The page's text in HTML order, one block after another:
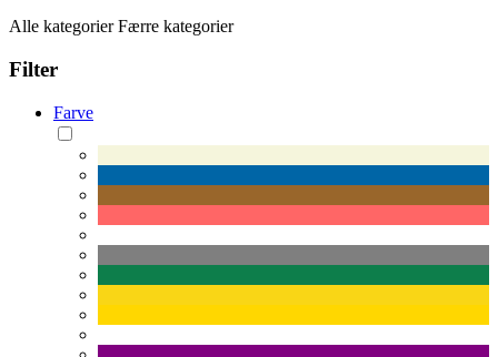
Alle kategorier Færre kategorier
Filter
Farve